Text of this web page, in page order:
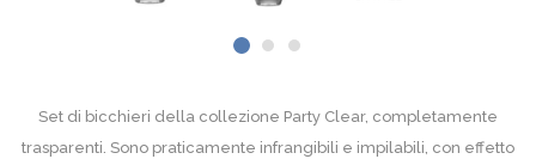
Set di bicchieri della collezione Party Clear, completamente
trasparenti. Sono praticamente infrangibili e impilabili, con effetto